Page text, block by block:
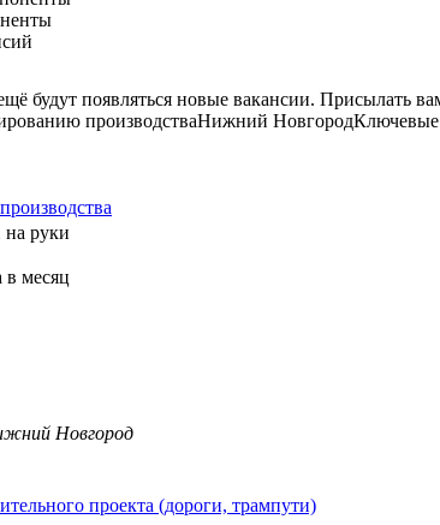
будут появляться новые вакансии. Присылать
производстваНижний НовгородКлючевые
на руки
месяц
Новгород
проекта (дороги, трампути)